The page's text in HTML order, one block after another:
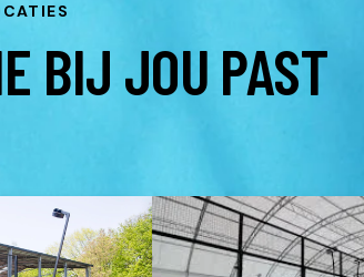
BIJ JOU PAST